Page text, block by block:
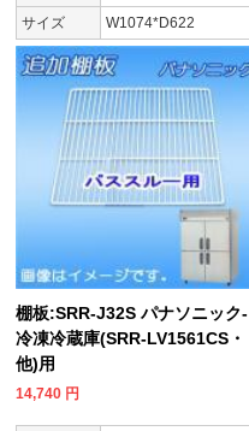
サイズ
W1074*D622
棚板:SRR-J32S パナソニック-
冷凍冷蔵庫(SRR-LV1561CS・
他)用
14,740 円